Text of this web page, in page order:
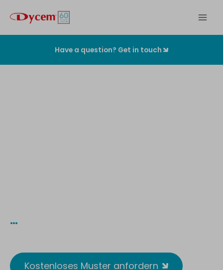
Inhalt
springen
Have a question? Get in touch
…
Kostenloses Muster anfordern